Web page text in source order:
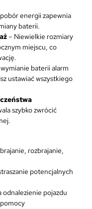
energii zapewnia
baterii.
– Niewielkie rozmiary
miejscu, co
baterii alarm
ustawiać wszystkiego
szybko zwrócić
rozbrajanie,
potencjalnych
odnalezienie pojazdu